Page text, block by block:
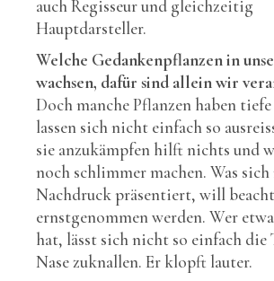
auch Regisseur und gleichzeitig
Hauptdarsteller.
Welche Gedankenpflanzen in
wachsen, dafür sind allein wir
Doch manche Pflanzen haben
lassen sich nicht einfach so
sie anzukämpfen hilft nichts und
noch schlimmer machen. Was
Nachdruck präsentiert, will
ernstgenommen werden. Wer
hat, lässt sich nicht so einfach die
Nase zuknallen. Er klopft lauter.